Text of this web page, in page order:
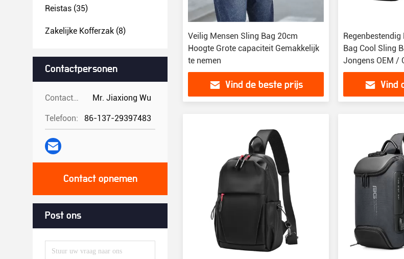
Reistas (35)
Zakelijke Kofferzak (8)
Contactpersonen
Contactpersonen: Mr. Jiaxiong Wu
Telefoon: 86-137-29397483
Contact opnemen
Post ons
Veilig Mensen Sling Bag 20cm
Hoogte Grote capaciteit Gemakkelijk
te nemen
Vind de beste prijs
Bag Cool Sling
Jongens OEM /
Vind